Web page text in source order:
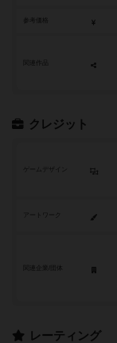
参考価格
関連作品
クレジット
ゲームデザイン
アートワーク
レーティング